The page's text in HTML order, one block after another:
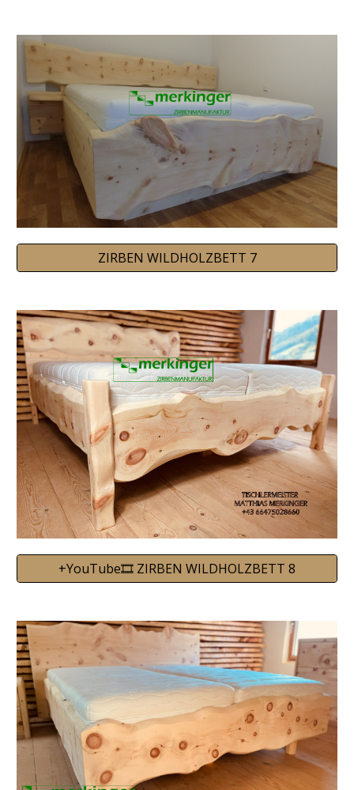
ZIRBEN WILDHOLZBETT 7
+YouTube🎞️ ZIRBEN WILDHOLZBETT 8